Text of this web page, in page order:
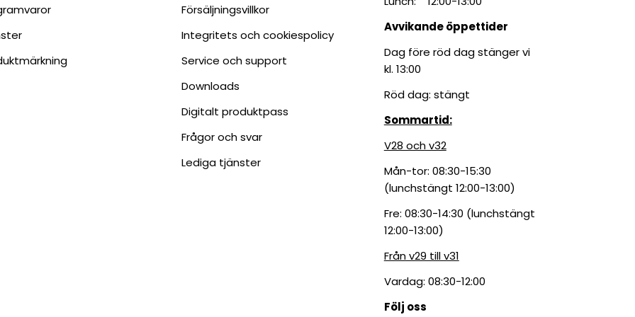
Försäljningsvillkor
Integritets och cookiespolicy
Service och support
Downloads
Digitalt produktpass
Frågor och svar
Lediga tjänster
Avvikande öppettider
Dag före röd dag stänger vi
kl. 13:00
Röd dag: stängt
Sommartid:
V28 och v32
Mån-tor: 08:30-15:30
(lunchstängt 12:00-13:00)
Fre: 08:30-14:30 (lunchstängt
12:00-13:00)
Från v29 till v31
Vardag: 08:30-12:00
Följ oss